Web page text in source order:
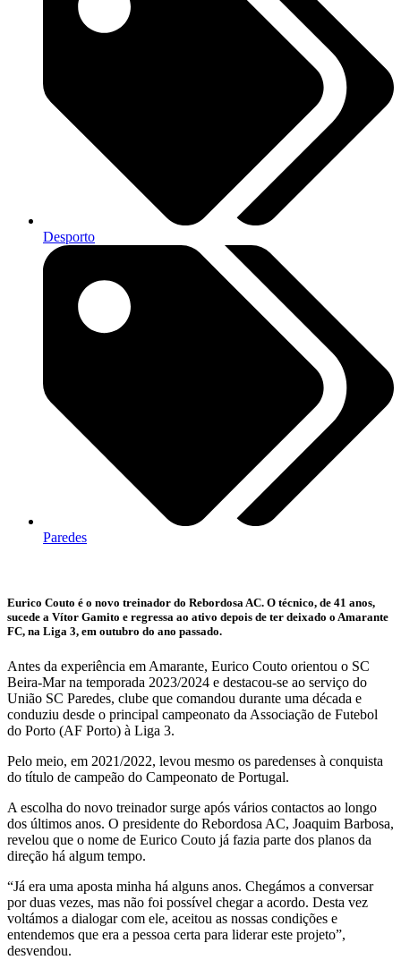
Desporto
Paredes
Eurico Couto é o novo treinador do Rebordosa AC. O técnico, de 41 anos,
sucede a Vítor Gamito e regressa ao ativo depois de ter deixado o Amarante
FC, na Liga 3, em outubro do ano passado.
Antes da experiência em Amarante, Eurico Couto orientou o SC
Beira-Mar na temporada 2023/2024 e destacou-se ao serviço do
União SC Paredes, clube que comandou durante uma década e
conduziu desde o principal campeonato da Associação de Futebol
do Porto (AF Porto) à Liga 3.
Pelo meio, em 2021/2022, levou mesmo os paredenses à conquista
do título de campeão do Campeonato de Portugal.
A escolha do novo treinador surge após vários contactos ao longo
dos últimos anos. O presidente do Rebordosa AC, Joaquim Barbosa,
revelou que o nome de Eurico Couto já fazia parte dos planos da
direção há algum tempo.
“Já era uma aposta minha há alguns anos. Chegámos a conversar
por duas vezes, mas não foi possível chegar a acordo. Desta vez
voltámos a dialogar com ele, aceitou as nossas condições e
entendemos que era a pessoa certa para liderar este projeto”,
desvendou.